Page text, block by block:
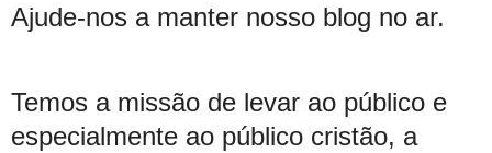
Ajude-nos a manter nosso blog no ar.
Temos a missão de levar ao público e
especialmente ao público cristão, a